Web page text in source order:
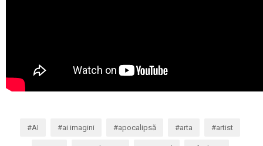
AI ai imagini apocalipsă arta artist